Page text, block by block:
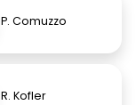
P. Comuzzo
R. Kofler